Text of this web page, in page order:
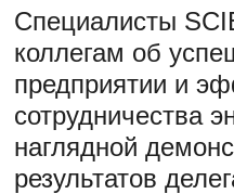
Специалисты
коллегам об
предприятии и
сотрудничества
наглядной
результатов